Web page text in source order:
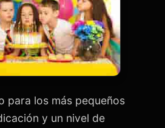
para los más pequeños
y un nivel de